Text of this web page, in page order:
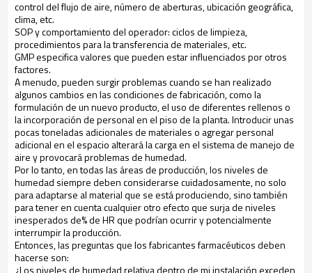
control del flujo de aire, número de aberturas, ubicación geográfica,
clima, etc.
SOP y comportamiento del operador: ciclos de limpieza,
procedimientos para la transferencia de materiales, etc.
GMP especifica valores que pueden estar influenciados por otros
factores.
A menudo, pueden surgir problemas cuando se han realizado
algunos cambios en las condiciones de fabricación, como la
formulación de un nuevo producto, el uso de diferentes rellenos o
la incorporación de personal en el piso de la planta. Introducir unas
pocas toneladas adicionales de materiales o agregar personal
adicional en el espacio alterará la carga en el sistema de manejo de
aire y provocará problemas de humedad.
Por lo tanto, en todas las áreas de producción, los niveles de
humedad siempre deben considerarse cuidadosamente, no solo
para adaptarse al material que se está produciendo, sino también
para tener en cuenta cualquier otro efecto que surja de niveles
inesperados de% de HR que podrían ocurrir y potencialmente
interrumpir la producción.
Entonces, las preguntas que los fabricantes farmacéuticos deben
hacerse son:
¿Los niveles de humedad relativa dentro de mi instalación exceden